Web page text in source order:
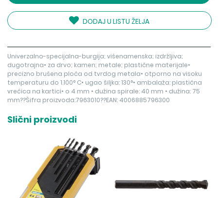
DODAJ U LISTU ŽELJA
Univerzalno-specijalna-burgija; višenamenska; izdržljiva;
dugotrajna• za drvo; kamen; metale; plastične materijale•
precizno brušena ploča od tvrdog metala• otporno na visoku
temperaturu do 1.100° C• ugao šiljka: 130°• ambalaža: plastična
vrećica na kartici• o 4 mm • dužina spirale: 40 mm • dužina: 75
mm??Šifra proizvoda:7963010??EAN: 4006885796300
Slični proizvodi